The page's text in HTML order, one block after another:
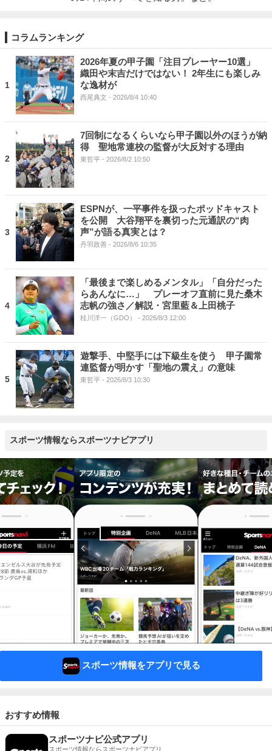
コラムランキング
1
2026年夏の甲子園「注目プレーヤー10選」
織田や末吉だけではない！ 2年生にも楽しみ
な逸材が
西尾典文 - 2026/8/4 10:40
2
7回制になるくらいなら甲子園以外のほうが納
得 聖地常連校の監督が大反対する理由
東哲平 - 2026/8/2 10:50
3
ESPNが、一平事件を扱ったポッドキャスト
を公開 大谷翔平を裏切った元通訳の“肉
声”が語る真実とは？
丹羽政善 - 2026/8/6 10:35
4
「最後まで楽しめるメンタル」「自分だった
らあんなに…」 プレーオフ直前に見た桑木
志帆の強さ／解説・宮里藍＆上田桃子
桂川洋一（GDO） - 2026/8/3 12:00
5
遊撃手、中堅手には下級生を使う 甲子園常
連監督が明かす「聖地の震え」の意味
東哲平 - 2026/8/3 10:30
スポーツ情報ならスポーツナビアプリ
スポーツ情報をアプリで見る
おすすめ情報
スポーツナビ公式アプリ
スポーツ情報ならスポーツナビアプリ